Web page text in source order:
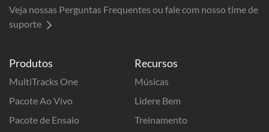
Produtos
MultiTracks One
Pacote Ao Vivo
Pacote de Ensaio
Recursos
Músicas
Lidere Bem
Treinamento
Veja nossas Perguntas Frequentes ou fale com nosso time de
suporte